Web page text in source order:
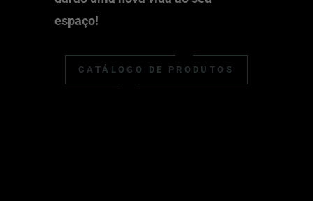
espaço!
CATÁLOGO DE PRODUTOS